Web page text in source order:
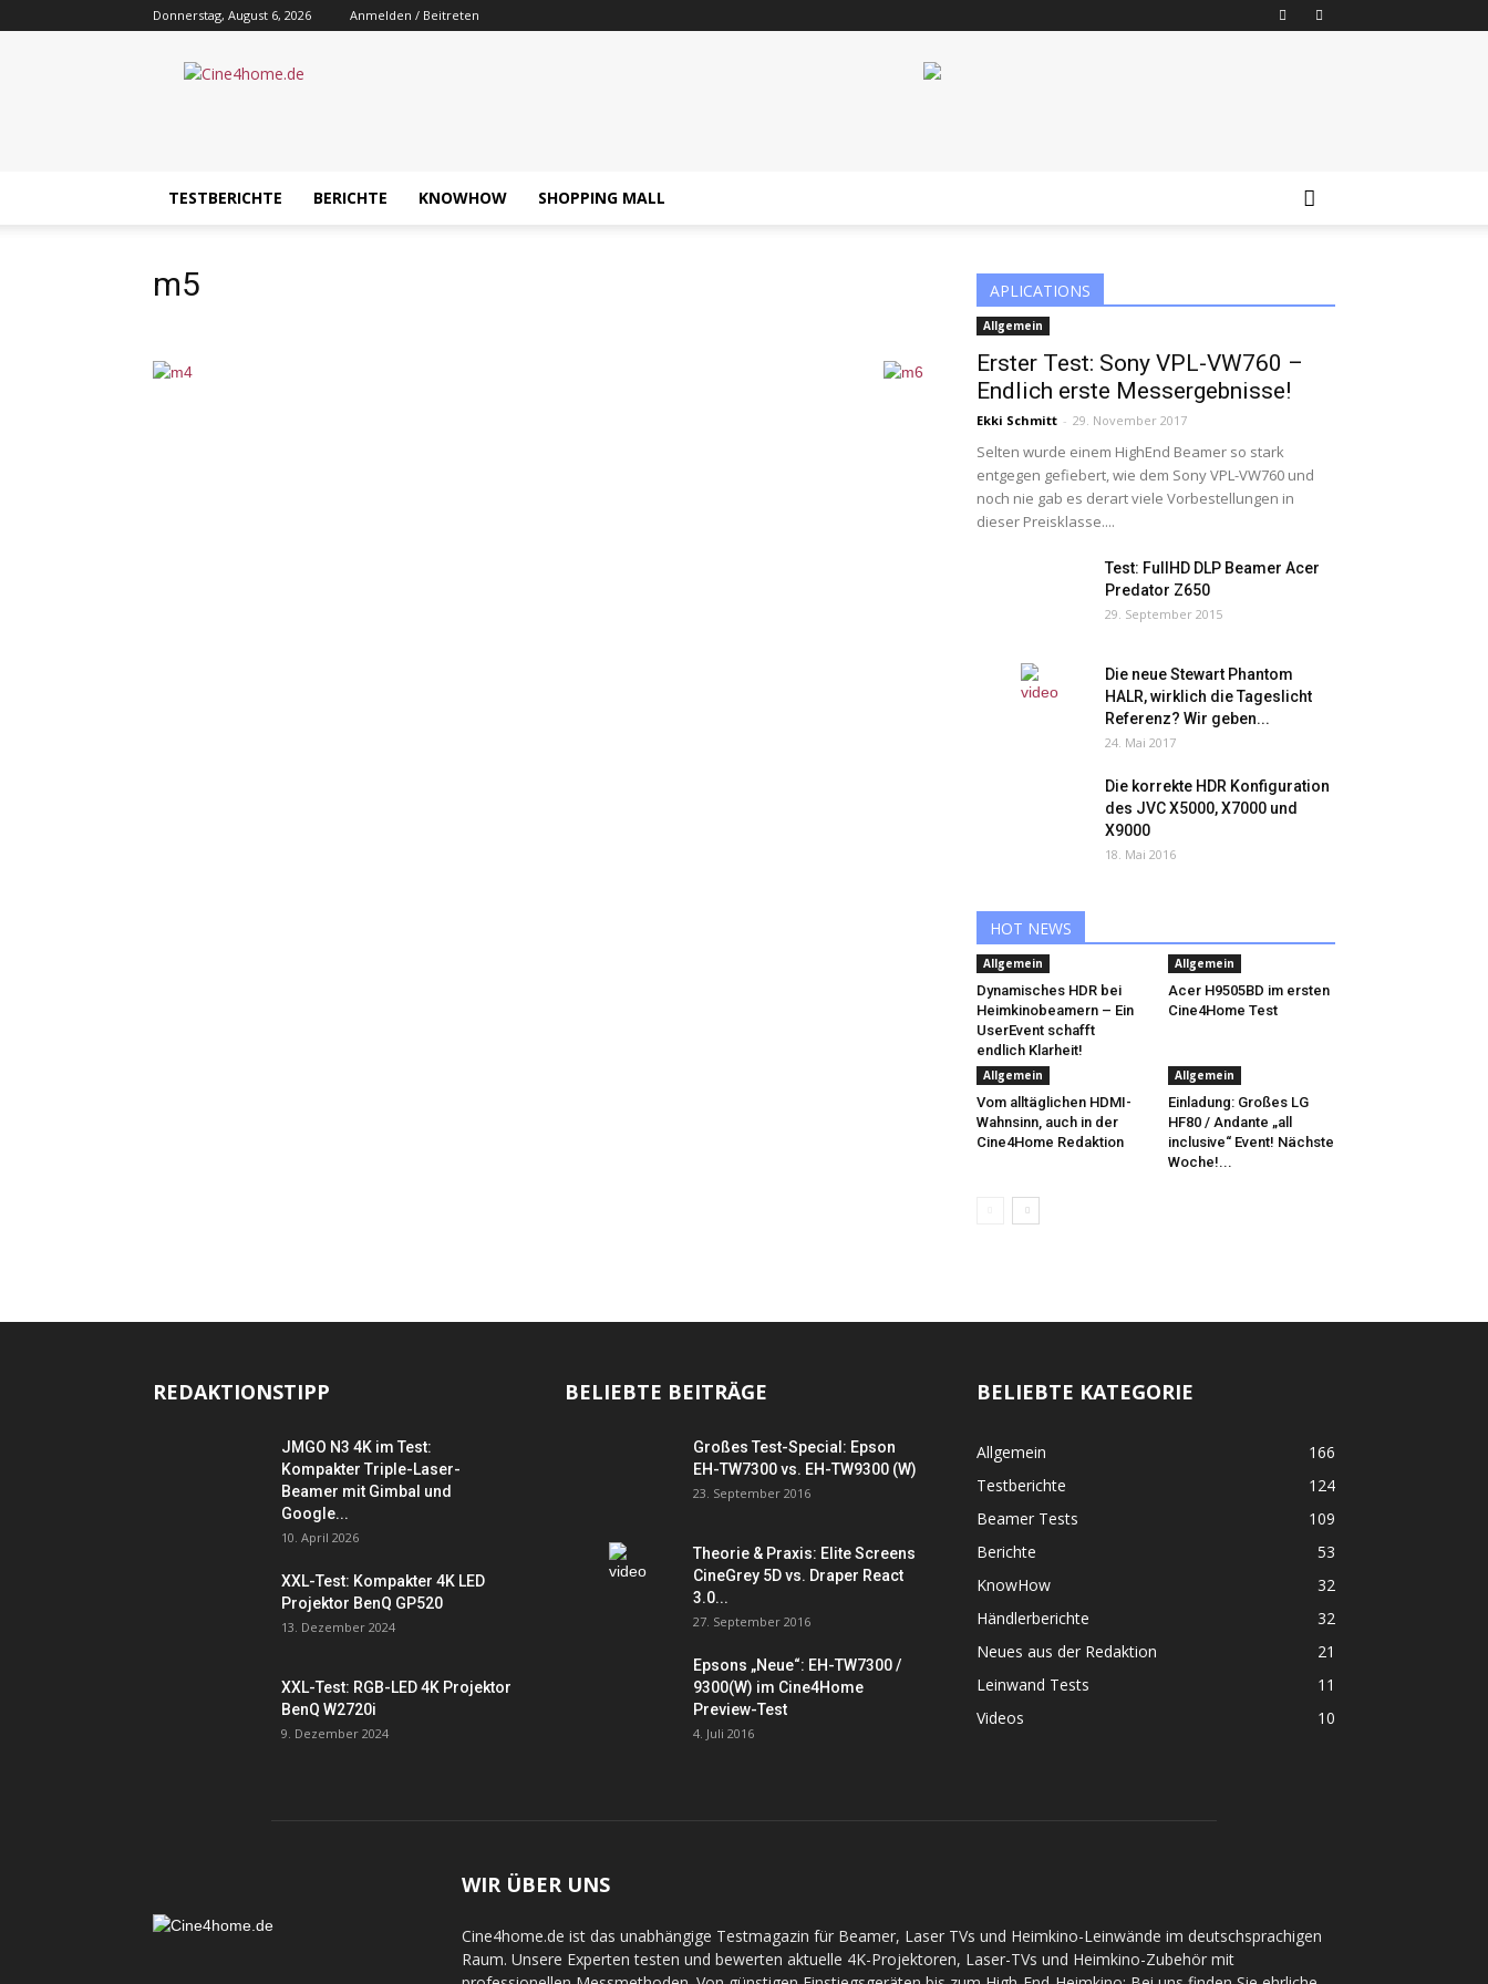
Donnerstag, August 6, 2026 Anmelden / Beitreten
Cine4home.de
TESTBERICHTE BERICHTE KNOWHOW SHOPPING MALL
m5 APLICATIONS
Allgemein
Erster Test: Sony VPL-VW760 –
Endlich erste Messergebnisse!
Ekki Schmitt - 29. November 2017
Selten wurde einem HighEnd Beamer so stark
entgegen gefiebert, wie dem Sony VPL-VW760 und
noch nie gab es derart viele Vorbestellungen in
dieser Preisklasse....
Test: FullHD DLP Beamer Acer
Predator Z650
29. September 2015
Die neue Stewart Phantom
HALR, wirklich die Tageslicht
Referenz? Wir geben...
24. Mai 2017
Die korrekte HDR Konfiguration
des JVC X5000, X7000 und
X9000
18. Mai 2016
HOT NEWS
Allgemein
Dynamisches HDR bei
Heimkinobeamern – Ein
UserEvent schafft
endlich Klarheit!
Allgemein
Acer H9505BD im ersten
Cine4Home Test
Allgemein
Vom alltäglichen HDMI-
Wahnsinn, auch in der
Cine4Home Redaktion
Allgemein
Einladung: Großes LG
HF80 / Andante „all
inclusive“ Event! Nächste
Woche!...
REDAKTIONSTIPP
JMGO N3 4K im Test:
Kompakter Triple-Laser-
Beamer mit Gimbal und
Google...
10. April 2026
XXL-Test: Kompakter 4K LED
Projektor BenQ GP520
13. Dezember 2024
XXL-Test: RGB-LED 4K Projektor
BenQ W2720i
9. Dezember 2024
BELIEBTE BEITRÄGE
Großes Test-Special: Epson
EH-TW7300 vs. EH-TW9300 (W)
23. September 2016
Theorie & Praxis: Elite Screens
CineGrey 5D vs. Draper React
3.0...
27. September 2016
Epsons „Neue“: EH-TW7300 /
9300(W) im Cine4Home
Preview-Test
4. Juli 2016
BELIEBTE KATEGORIE
Allgemein
166
Testberichte
124
Beamer Tests
109
Berichte
53
KnowHow
32
Händlerberichte
32
Neues aus der Redaktion
21
Leinwand Tests
11
Videos
10
WIR ÜBER UNS
Cine4home.de ist das unabhängige Testmagazin für Beamer, Laser TVs und Heimkino-Leinwände im deutschsprachigen
Raum. Unsere Experten testen und bewerten aktuelle 4K-Projektoren, Laser-TVs und Heimkino-Zubehör mit